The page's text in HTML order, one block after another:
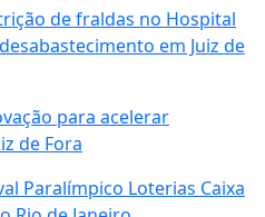
de fraldas no Hospital
em Juiz de
para acelerar
de Fora
Paralímpico Loterias Caixa